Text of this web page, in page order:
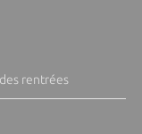
rentrées